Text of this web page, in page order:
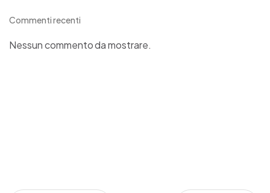
Commenti recenti
Nessun commento da mostrare.